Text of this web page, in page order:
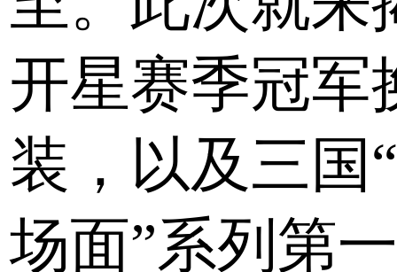
开星赛季冠军
装，以及三国
场面”系列第